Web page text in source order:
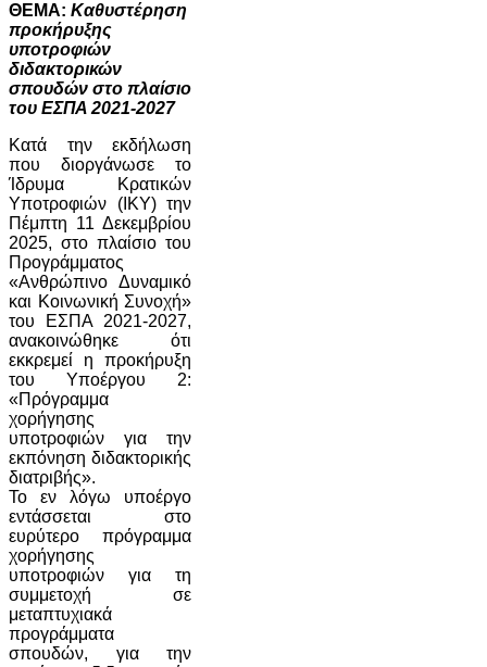
ΘΕΜΑ: Καθυστέρηση
προκήρυξης
υποτροφιών
διδακτορικών
σπουδών στο πλαίσιο
του ΕΣΠΑ 2021-2027
Κατά την εκδήλωση
που διοργάνωσε το
Ίδρυμα Κρατικών
Υποτροφιών (ΙΚΥ) την
Πέμπτη 11 Δεκεμβρίου
2025, στο πλαίσιο του
Προγράμματος
«Ανθρώπινο Δυναμικό
και Κοινωνική Συνοχή»
του ΕΣΠΑ 2021-2027,
ανακοινώθηκε ότι
εκκρεμεί η προκήρυξη
του Υποέργου 2:
«Πρόγραμμα
χορήγησης
υποτροφιών για την
εκπόνηση διδακτορικής
διατριβής».
Το εν λόγω υποέργο
εντάσσεται στο
ευρύτερο πρόγραμμα
χορήγησης
υποτροφιών για τη
συμμετοχή σε
μεταπτυχιακά
προγράμματα
σπουδών, για την